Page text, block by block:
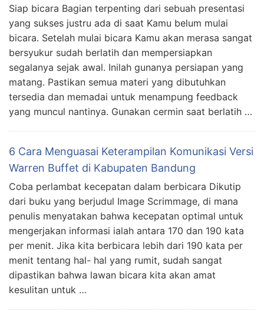
Siap bicara Bagian terpenting dari sebuah presentasi
yang sukses justru ada di saat Kamu belum mulai
bicara. Setelah mulai bicara Kamu akan merasa sangat
bersyukur sudah berlatih dan mempersiapkan
segalanya sejak awal. Inilah gunanya persiapan yang
matang. Pastikan semua materi yang dibutuhkan
tersedia dan memadai untuk menampung feedback
yang muncul nantinya. Gunakan cermin saat berlatih …
6 Cara Menguasai Keterampilan Komunikasi Versi
Warren Buffet di Kabupaten Bandung
Coba perlambat kecepatan dalam berbicara Dikutip
dari buku yang berjudul Image Scrimmage, di mana
penulis menyatakan bahwa kecepatan optimal untuk
mengerjakan informasi ialah antara 170 dan 190 kata
per menit. Jika kita berbicara lebih dari 190 kata per
menit tentang hal- hal yang rumit, sudah sangat
dipastikan bahwa lawan bicara kita akan amat
kesulitan untuk …